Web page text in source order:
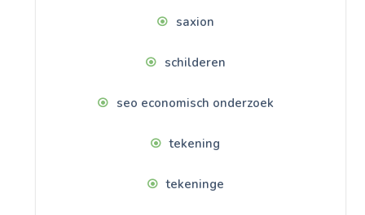
saxion
schilderen
seo economisch onderzoek
tekening
tekeninge